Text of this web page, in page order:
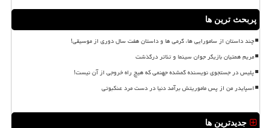
پربحث ترین ها
چند داستان از سامورایی ها، گرمی ها و داستان هفت سال دوری از موسیقی!
مریم همتیان بازیگر جوان سینما و تئاتر درگذشت
پلیس در جستجوی نویسنده گمشده جهنمی که هیچ راه خروجی از آن نیست!
اسپایدر من از پس ماموریتش برآمد دنیا در دست مرد عنکبوتی
جدیدترین ها